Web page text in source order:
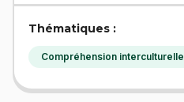
Thématiques :
Compréhension interculturelle